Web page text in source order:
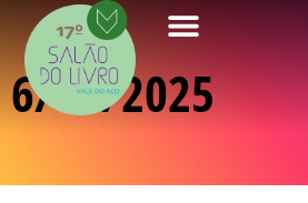
6/08/2025